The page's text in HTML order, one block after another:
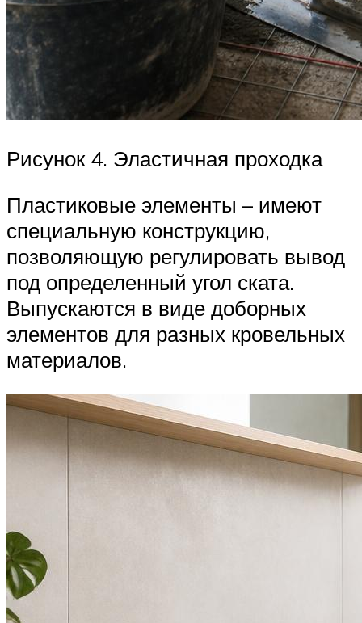
Рисунок 4. Эластичная проходка
Пластиковые элементы – имеют
специальную конструкцию,
позволяющую регулировать вывод
под определенный угол ската.
Выпускаются в виде доборных
элементов для разных кровельных
материалов.